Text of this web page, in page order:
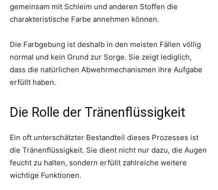
gemeinsam mit Schleim und anderen Stoffen die
charakteristische Farbe annehmen können.
Die Farbgebung ist deshalb in den meisten Fällen völlig
normal und kein Grund zur Sorge. Sie zeigt lediglich,
dass die natürlichen Abwehrmechanismen ihre Aufgabe
erfüllt haben.
Die Rolle der Tränenflüssigkeit
Ein oft unterschätzter Bestandteil dieses Prozesses ist
die Tränenflüssigkeit. Sie dient nicht nur dazu, die Augen
feucht zu halten, sondern erfüllt zahlreiche weitere
wichtige Funktionen.